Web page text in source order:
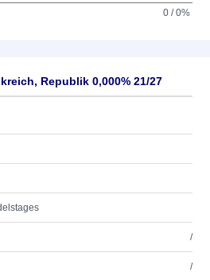
0 / 0%
Republik 0,000% 21/27
/
/